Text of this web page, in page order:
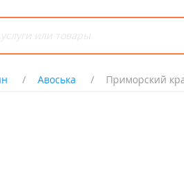
Авоська Приморский